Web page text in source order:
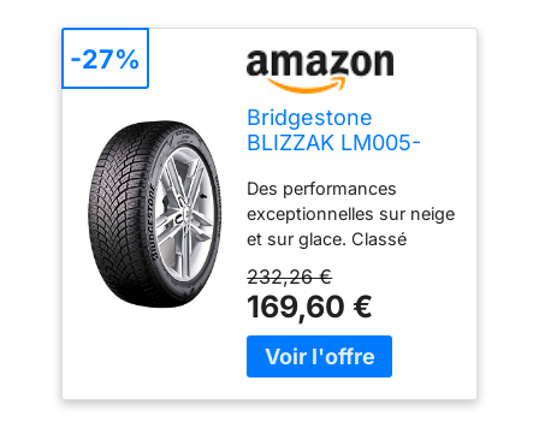
Bridgestone
BLIZZAK LM005-
- B/A/73 - Pneus
hiver (TOURISME &
SUV)
Des performances
exceptionnelles sur neige
et sur glace. Classé
freinage sur neige, la
traction sur neige et la
performance en freinage
sur verglas* Meilleur de
232,26 €
169,60 €
-27%